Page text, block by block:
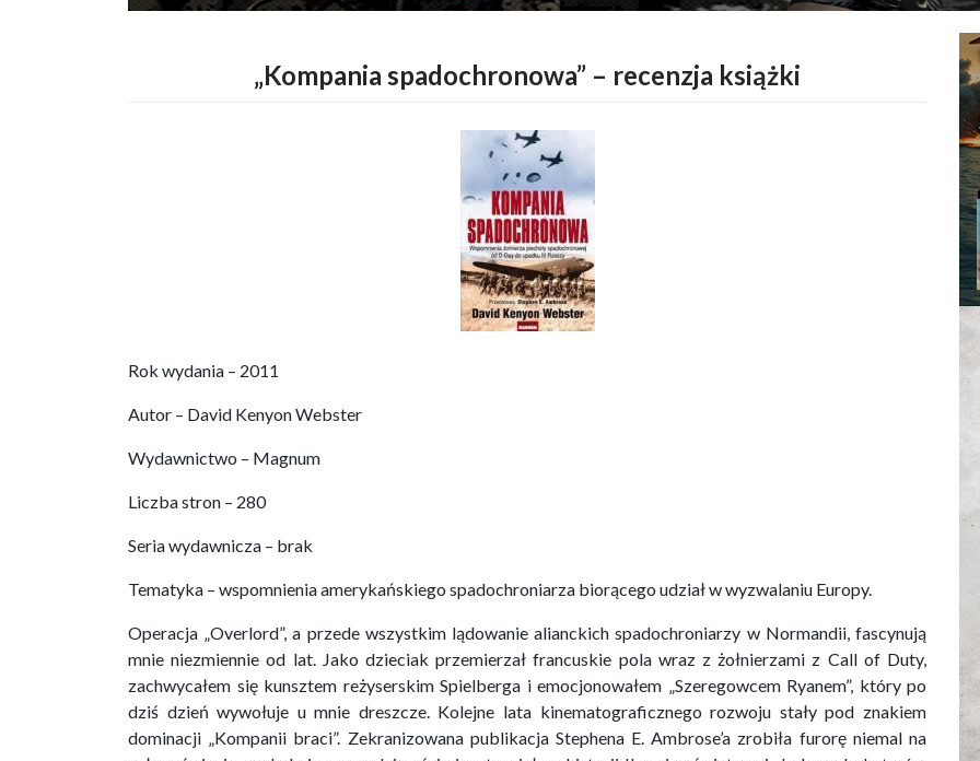
„Kompania spadochronowa” – recenzja książki
Rok wydania – 2011
Autor – David Kenyon Webster
Wydawnictwo – Magnum
Liczba stron – 280
Seria wydawnicza – brak
Tematyka – wspomnienia amerykańskiego spadochroniarza biorącego udział w wyzwalaniu Europy.
Operacja „Overlord”, a przede wszystkim lądowanie alianckich spadochroniarzy w Normandii, fascynują
mnie niezmiennie od lat. Jako dzieciak przemierzał francuskie pola wraz z żołnierzami z Call of Duty,
zachwycałem się kunsztem reżyserskim Spielberga i emocjonowałem „Szeregowcem Ryanem”, który po
dziś dzień wywołuje u mnie dreszcze. Kolejne lata kinematograficznego rozwoju stały pod znakiem
dominacji „Kompanii braci”. Zekranizowana publikacja Stephena E. Ambrose’a zrobiła furorę niemal na